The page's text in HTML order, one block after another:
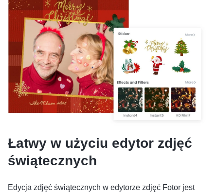
Łatwy w użyciu edytor zdjęć
świątecznych
Edycja zdjęć świątecznych w edytorze zdjęć Fotor jest